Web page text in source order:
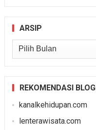
ARSIP
Arsip
REKOMENDASI BLOG
kanalkehidupan.com
lenterawisata.com